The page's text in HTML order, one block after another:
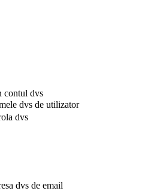
contul dvs
dvs de utilizator
dvs
dvs de email